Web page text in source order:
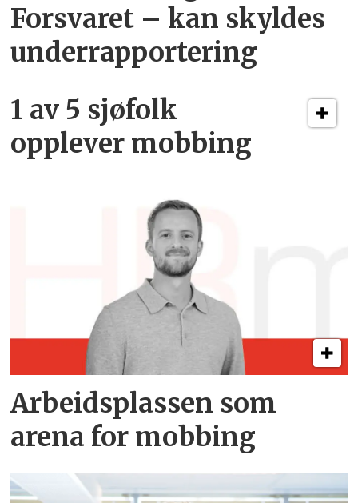
Forsvaret – kan skyldes
underrapportering
1 av 5 sjøfolk
opplever mobbing
Arbeidsplassen som
arena for mobbing